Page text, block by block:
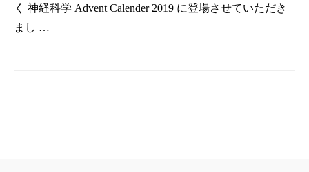
く 神経科学 Advent Calender 2019 に登場させていただき
まし …